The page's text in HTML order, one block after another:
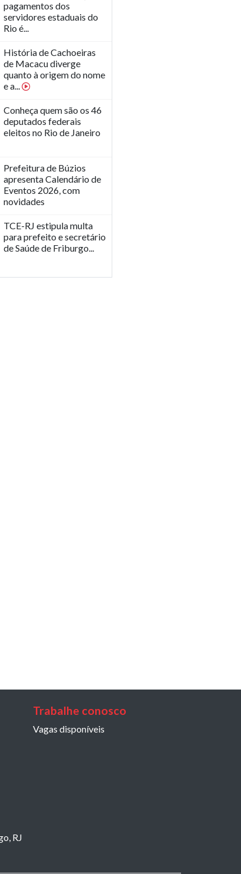
pagamentos dos
servidores estaduais do
Rio é...
História de Cachoeiras
de Macacu diverge
quanto à origem do nome
e a...
Conheça quem são os 46
deputados federais
eleitos no Rio de Janeiro
Prefeitura de Búzios
apresenta Calendário de
Eventos 2026, com
novidades
TCE-RJ estipula multa
para prefeito e secretário
de Saúde de Friburgo...
Trabalhe conosco
Vagas disponíveis
RJ